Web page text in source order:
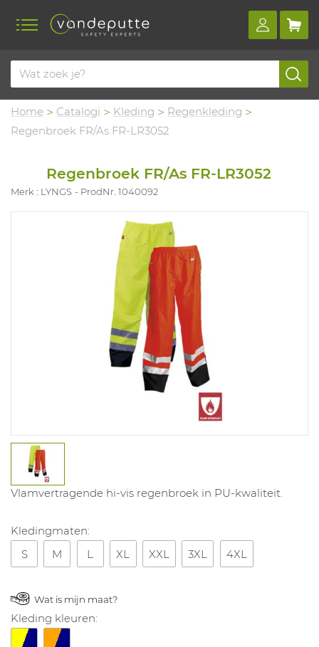
Home Catalogi Kleding
Regenkleding
Regenbroek FR/As FR-LR3052
Regenbroek FR/As FR-LR3052
Merk : LYNGS ProdNr. 1040092
Vlamvertragende hi-vis regenbroek in PU-kwaliteit.
Kledingmaten:
S
M L XL XXL 3XL 4XL
Wat is mijn maat?
Kleding kleuren: